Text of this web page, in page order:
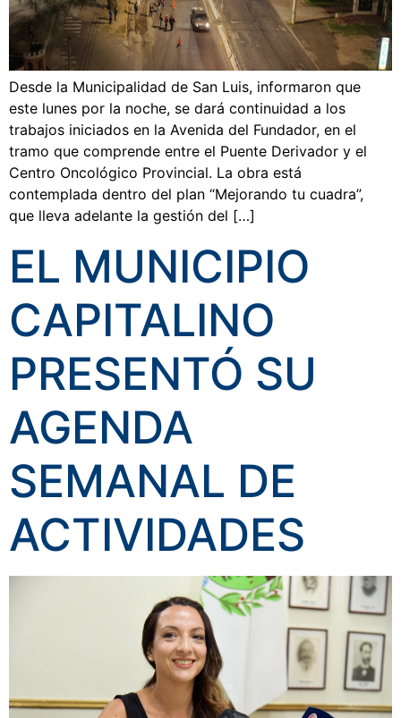
Desde la Municipalidad de San Luis, informaron que
este lunes por la noche, se dará continuidad a los
trabajos iniciados en la Avenida del Fundador, en el
tramo que comprende entre el Puente Derivador y el
Centro Oncológico Provincial. La obra está
contemplada dentro del plan “Mejorando tu cuadra”,
que lleva adelante la gestión del […]
EL MUNICIPIO
CAPITALINO
PRESENTÓ SU
AGENDA
SEMANAL DE
ACTIVIDADES